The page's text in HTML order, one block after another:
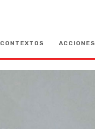
CONTEXTOS ACCIONES